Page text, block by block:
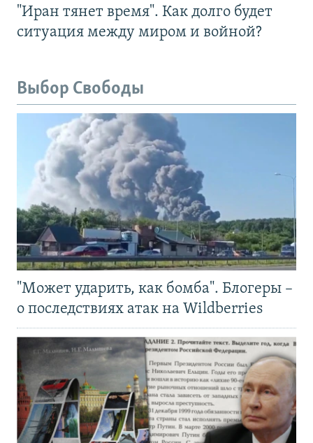
"Иран тянет время". Как долго будет
ситуация между миром и войной?
Выбор Свободы
"Может ударить, как бомба". Блогеры –
о последствиях атак на Wildberries